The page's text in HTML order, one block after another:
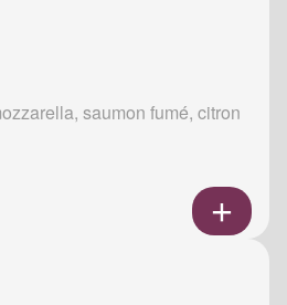
saumon fumé, citron